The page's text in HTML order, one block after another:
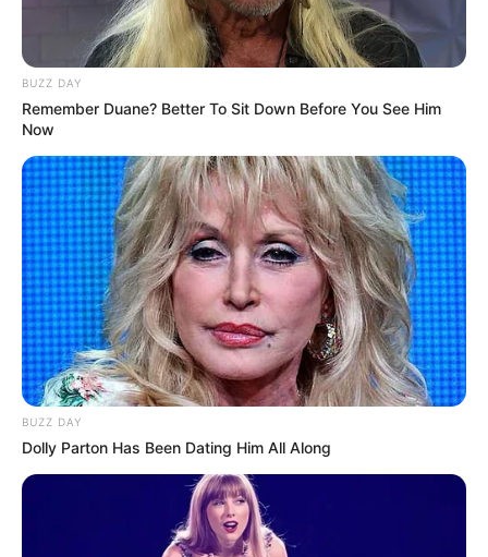
BUZZ DAY
Remember Duane? Better To Sit Down Before You See Him
Now
BUZZ DAY
Dolly Parton Has Been Dating Him All Along